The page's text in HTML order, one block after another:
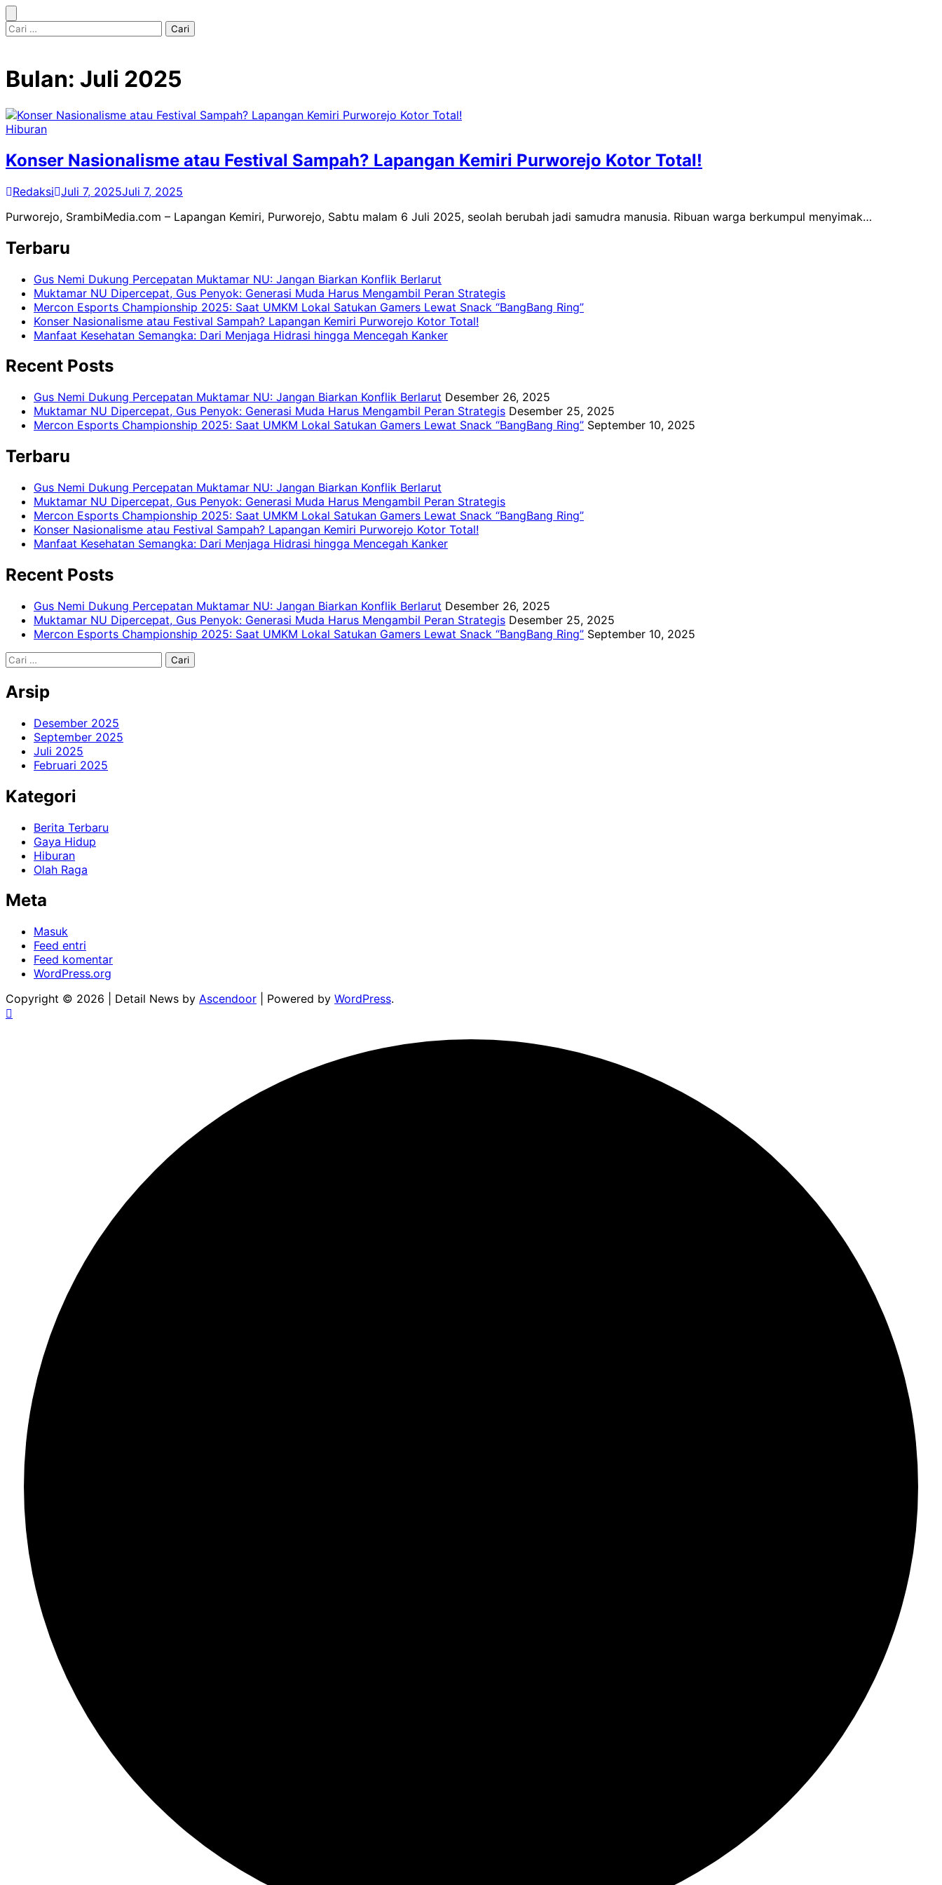
Bulan: Juli 2025
Hiburan
Konser Nasionalisme atau Festival Sampah? Lapangan Kemiri Purworejo Kotor Total!
Redaksi Juli 7, 2025Juli 7, 2025
Purworejo, SrambiMedia.com – Lapangan Kemiri, Purworejo, Sabtu malam 6 Juli 2025, seolah berubah jadi samudra manusia. Ribuan warga berkumpul menyimak…
Terbaru
Gus Nemi Dukung Percepatan Muktamar NU: Jangan Biarkan Konflik Berlarut
Muktamar NU Dipercepat, Gus Penyok: Generasi Muda Harus Mengambil Peran Strategis
Mercon Esports Championship 2025: Saat UMKM Lokal Satukan Gamers Lewat Snack “BangBang Ring”
Konser Nasionalisme atau Festival Sampah? Lapangan Kemiri Purworejo Kotor Total!
Manfaat Kesehatan Semangka: Dari Menjaga Hidrasi hingga Mencegah Kanker
Recent Posts
Gus Nemi Dukung Percepatan Muktamar NU: Jangan Biarkan Konflik Berlarut Desember 26, 2025
Muktamar NU Dipercepat, Gus Penyok: Generasi Muda Harus Mengambil Peran Strategis Desember 25, 2025
Mercon Esports Championship 2025: Saat UMKM Lokal Satukan Gamers Lewat Snack “BangBang Ring” September 10, 2025
Terbaru
Gus Nemi Dukung Percepatan Muktamar NU: Jangan Biarkan Konflik Berlarut
Muktamar NU Dipercepat, Gus Penyok: Generasi Muda Harus Mengambil Peran Strategis
Mercon Esports Championship 2025: Saat UMKM Lokal Satukan Gamers Lewat Snack “BangBang Ring”
Konser Nasionalisme atau Festival Sampah? Lapangan Kemiri Purworejo Kotor Total!
Manfaat Kesehatan Semangka: Dari Menjaga Hidrasi hingga Mencegah Kanker
Recent Posts
Gus Nemi Dukung Percepatan Muktamar NU: Jangan Biarkan Konflik Berlarut Desember 26, 2025
Muktamar NU Dipercepat, Gus Penyok: Generasi Muda Harus Mengambil Peran Strategis Desember 25, 2025
Mercon Esports Championship 2025: Saat UMKM Lokal Satukan Gamers Lewat Snack “BangBang Ring” September 10, 2025
Arsip
Desember 2025
September 2025
Juli 2025
Februari 2025
Kategori
Berita Terbaru
Gaya Hidup
Hiburan
Olah Raga
Meta
Masuk
Feed entri
Feed komentar
WordPress.org
Copyright © 2026
| Detail News by Ascendoor | Powered by WordPress.